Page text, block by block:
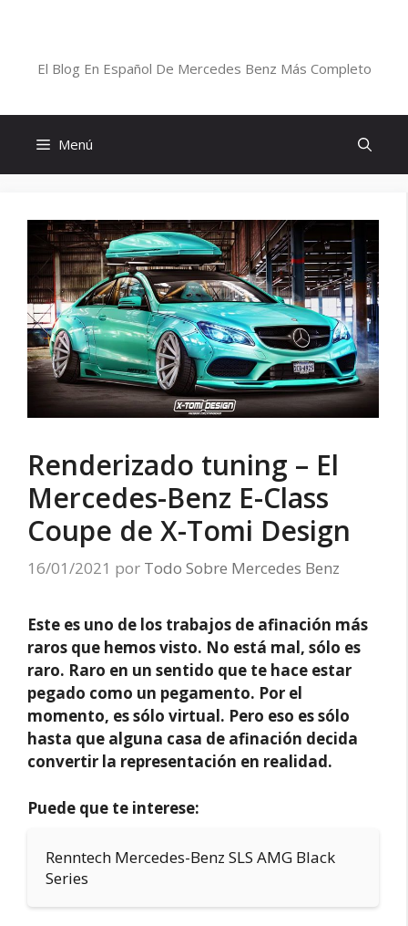
El Blog En Español De Mercedes Benz Más Completo
Menú
Renderizado tuning – El
Mercedes-Benz E-Class
Coupe de X-Tomi Design
16/01/2021 por Todo Sobre Mercedes Benz
Este es uno de los trabajos de afinación más
raros que hemos visto. No está mal, sólo es
raro. Raro en un sentido que te hace estar
pegado como un pegamento. Por el
momento, es sólo virtual. Pero eso es sólo
hasta que alguna casa de afinación decida
convertir la representación en realidad.
Puede que te interese:
Renntech Mercedes-Benz SLS AMG Black
Series